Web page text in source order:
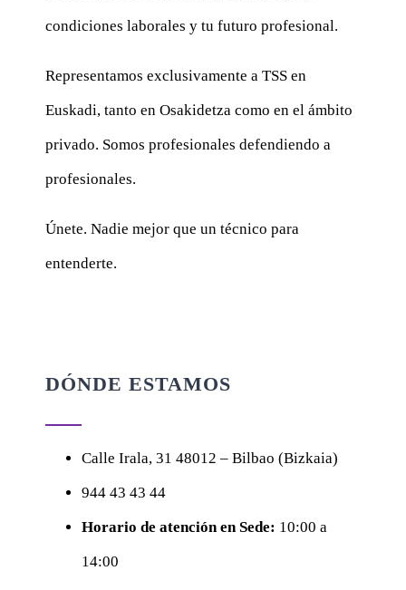
condiciones laborales y tu futuro profesional.
Representamos exclusivamente a TSS en
Euskadi, tanto en Osakidetza como en el ámbito
privado. Somos profesionales defendiendo a
profesionales.
Únete. Nadie mejor que un técnico para
entenderte.
DÓNDE ESTAMOS
Calle Irala, 31 48012 – Bilbao (Bizkaia)
944 43 43 44
Horario de atención en Sede: 10:00 a
14:00